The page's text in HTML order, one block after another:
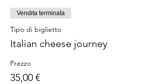
Vendita terminata
Tipo di biglietto
Italian cheese journey
Prezzo
35,00 €